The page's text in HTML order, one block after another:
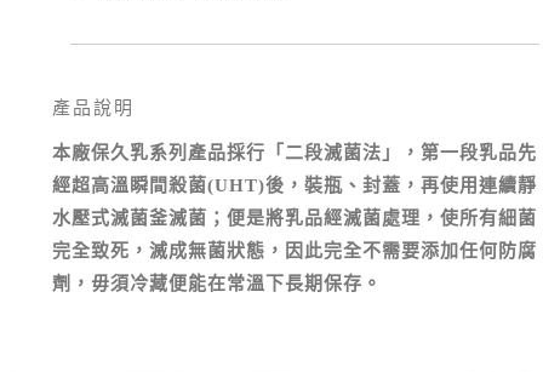
產品說明
本廠保久乳系列產品採行「二段滅菌法」，第一段乳品先
經超高溫瞬間殺菌(UHT)後，裝瓶、封蓋，再使用連續靜
水壓式滅菌釜滅菌；便是將乳品經滅菌處理，使所有細菌
完全致死，滅成無菌狀態，因此完全不需要添加任何防腐
劑，毋須冷藏便能在常溫下長期保存。